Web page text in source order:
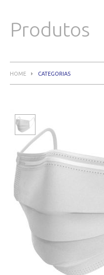
Produtos
HOME CATEGORIAS